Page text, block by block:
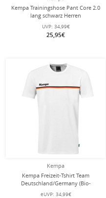
Kempa Trainingshose Pant Core 2.0
lang schwarz Herren
UVP: 34,99€
25,95€
Kempa
Kempa Freizeit-Tshirt Team
Deutschland/Germany (Bio-
Baumwolle) weiss Herren
eUVP: 34,99€